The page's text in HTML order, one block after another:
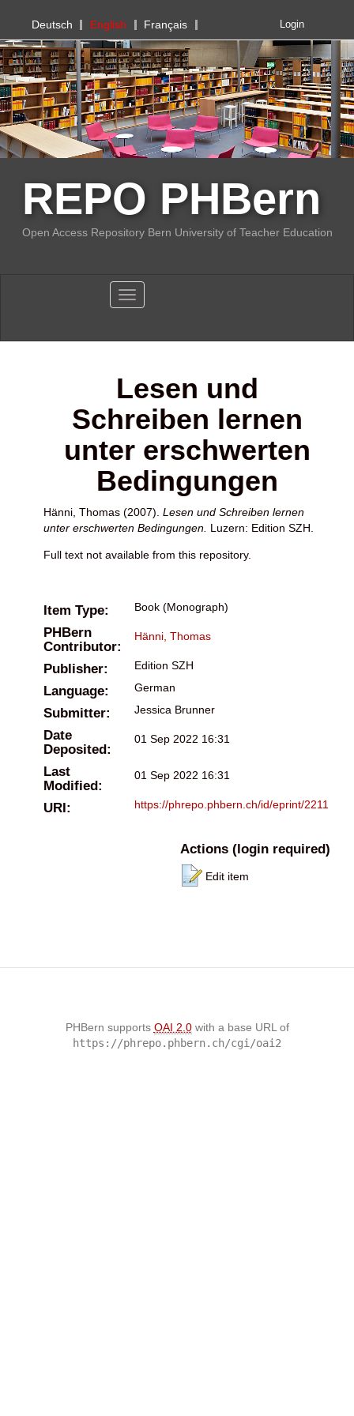
PHBern
Deutsch English Français Login
REPO PHBern
Open Access Repository Bern University of Teacher Education
Toggle navigation
Lesen und
Schreiben lernen
unter erschwerten
Bedingungen
Hänni, Thomas (2007). Lesen und Schreiben lernen
unter erschwerten Bedingungen. Luzern: Edition SZH.
Full text not available from this repository.
Item Type: Book (Monograph)
PHBern
Contributor:
Hänni, Thomas
Publisher: Edition SZH
Language: German
Submitter: Jessica Brunner
Date
Deposited:
01 Sep 2022 16:31
Last
Modified:
01 Sep 2022 16:31
URI: https://phrepo.phbern.ch/id/eprint/2211
Actions (login required)
Edit item
PHBern supports OAI 2.0with a base URL of
https://phrepo.phbern.ch/cgi/oai2